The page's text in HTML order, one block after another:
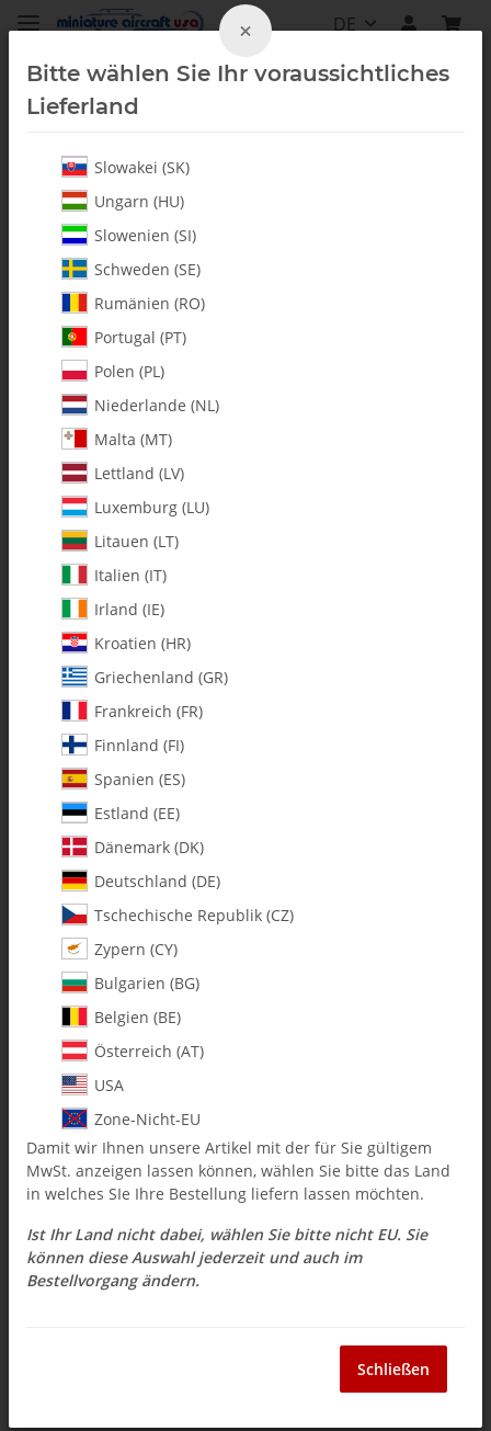
DE
Kufenrohre & Landegestelle
131-136 Whiplash Nitro Struts - Set
(2 struts with hardware)
Artikelnummer:
Kategorie:Kufenrohre & Landegestelle
131-136 Whiplash Struts - Set (2 struts with hardware)
$ 7.13
inkl. 19% USt. , zzgl.
Auswahl Steuerzone / Lieferland
Sofort verfügbar
abweichend)
Frage zum Artikel
×
Bitte wählen Sie Ihr voraussichtliches
Lieferland
Slowakei (SK)
Ungarn (HU)
Slowenien (SI)
Schweden (SE)
Rumänien (RO)
Portugal (PT)
Polen (PL)
Niederlande (NL)
Malta (MT)
Lettland (LV)
Luxemburg (LU)
Litauen (LT)
Italien (IT)
Irland (IE)
Kroatien (HR)
Griechenland (GR)
Frankreich (FR)
Finnland (FI)
Spanien (ES)
Estland (EE)
Dänemark (DK)
Deutschland (DE)
Tschechische Republik (CZ)
Zypern (CY)
Bulgarien (BG)
Belgien (BE)
Österreich (AT)
USA
Zone-Nicht-EU
Damit wir Ihnen unsere Artikel mit der für Sie gültigem
MwSt. anzeigen lassen können, wählen Sie bitte das Land
in welches SIe Ihre Bestellung liefern lassen möchten.
Ist Ihr Land nicht dabei, wählen Sie bitte nicht EU. Sie
können diese Auswahl jederzeit und auch im
Bestellvorgang ändern.
Schließen